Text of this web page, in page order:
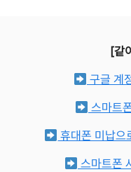
[같
구글 계
스마트
휴대폰 미납으
스마트폰